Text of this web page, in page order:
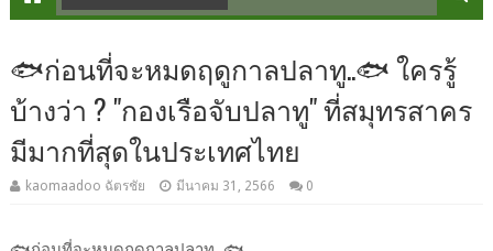
🐟ก่อนที่จะหมดฤดูกาลปลาทู..🐟 ใครรู้
บ้างว่า ? "กองเรือจับปลาทู" ที่สมุทรสาคร
มีมากที่สุดในประเทศไทย
kaomaadoo ฉัตรชัย มีนาคม 31, 2566 0